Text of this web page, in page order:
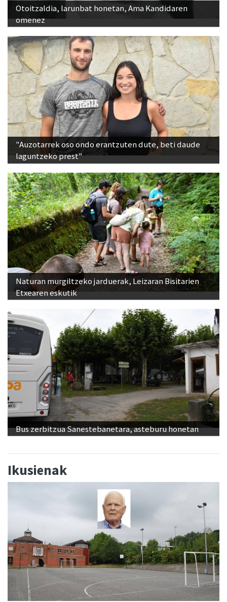
Otoitzaldia, larunbat honetan, Ama Kandidaren
omenez
"Auzotarrek oso ondo erantzuten dute, beti daude
laguntzeko prest"
Naturan murgiltzeko jarduerak, Leizaran Bisitarien
Etxearen eskutik
Bus zerbitzua Sanestebanetara, asteburu honetan
Ikusienak